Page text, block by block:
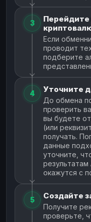
3
Если
проводит
подберите
4 Уточните
До обмена
проверить
вы будете
(или
получать.
данные
уточните,
окажутся с
5 Создайте
Получите
проверьте,